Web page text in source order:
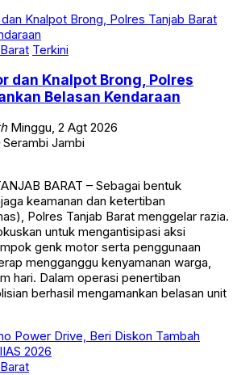
Terkini
dan Knalpot Brong, Polres
Belasan Kendaraan
Minggu, 2 Agt 2026
Serambi Jambi
BARAT – Sebagai bentuk
keamanan dan ketertiban
Polres Tanjab Barat menggelar razia.
untuk mengantisipasi aksi
genk motor serta penggunaan
mengganggu kenyamanan warga,
hari. Dalam operasi penertiban
berhasil mengamankan belasan unit